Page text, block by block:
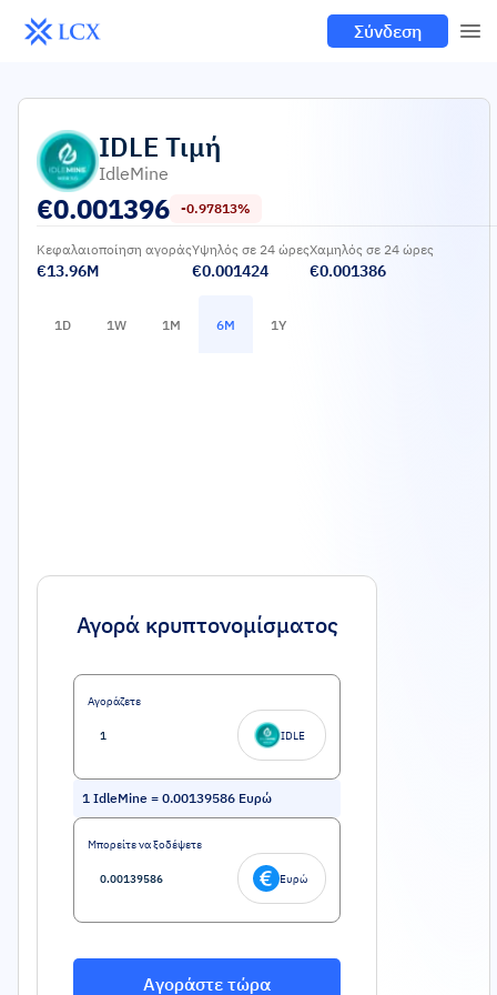
Σύνδεση
IDLE Τιμή
IdleMine
€0.001396 -0.97813%
Κεφαλαιοποίηση αγοράς
€13.96M
Υψηλός σε 24 ώρες
€0.001424
Χαμηλός σε 24 ώρες
€0.001386
1D 1W 1M 6M 1Y
Αγορά κρυπτονομίσματος
Αγοράζετε
IDLE
1 IdleMine = 0.00139586 Ευρώ
Μπορείτε να ξοδέψετε
Ευρώ
Αγοράστε τώρα